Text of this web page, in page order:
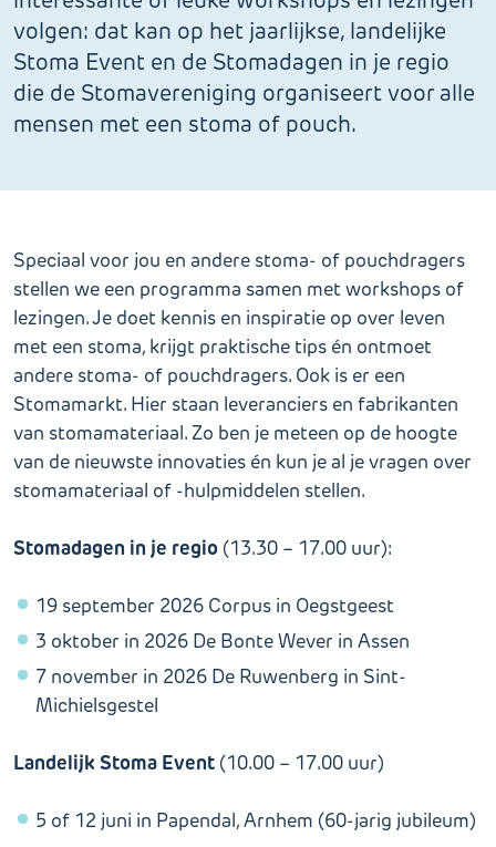
volgen: dat kan op het jaarlijkse, landelijke
Stoma Event en de Stomadagen in je regio
die de Stomavereniging organiseert voor alle
mensen met een stoma of pouch.
Speciaal voor jou en andere stoma- of pouchdragers
stellen we een programma samen met workshops of
lezingen. Je doet kennis en inspiratie op over leven
met een stoma, krijgt praktische tips én ontmoet
andere stoma- of pouchdragers. Ook is er een
Stomamarkt. Hier staan leveranciers en fabrikanten
van stomamateriaal. Zo ben je meteen op de hoogte
van de nieuwste innovaties én kun je al je vragen over
stomamateriaal of -hulpmiddelen stellen.
Stomadagen in je regio (13.30 – 17.00 uur):
19 september 2026 Corpus in Oegstgeest
3 oktober in 2026 De Bonte Wever in Assen
7 november in 2026 De Ruwenberg in Sint-
Michielsgestel
Landelijk Stoma Event (10.00 – 17.00 uur)
5 of 12 juni in Papendal, Arnhem (60-jarig jubileum)